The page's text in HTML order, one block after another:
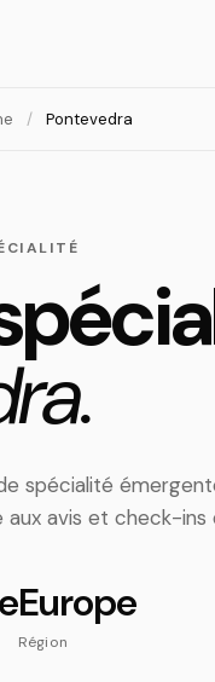
/ Pontevedra
spécialité
avis et check-ins
Europe
Région